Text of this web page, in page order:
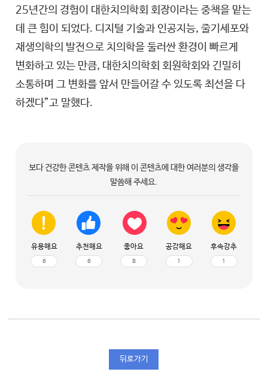
25년간의 경험이 대한치의학회 회장이라는 중책을 맡는
데 큰 힘이 되었다. 디지털 기술과 인공지능, 줄기세포와
재생의학의 발전으로 치의학을 둘러싼 환경이 빠르게
변화하고 있는 만큼, 대한치의학회 회원학회와 긴밀히
소통하며 그 변화를 앞서 만들어갈 수 있도록 최선을 다
하겠다”고 말했다.
보다 건강한 콘텐츠 제작을 위해 이 콘텐츠에 대한 여러분의 생각을
말씀해 주세요.
유용해요
6
추천해요
6
좋아요
8
공감해요
1
후속강추
1
뒤로가기